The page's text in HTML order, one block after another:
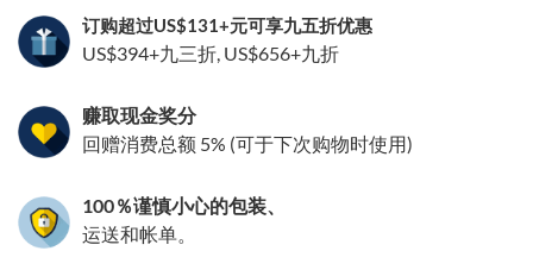
订购超过US$131+元可享九五折优惠
US$394+九三折, US$656+九折
赚取现金奖分
回赠消费总额 5% (可于下次购物时使用)
100％谨慎小心的包装、
运送和帐单。